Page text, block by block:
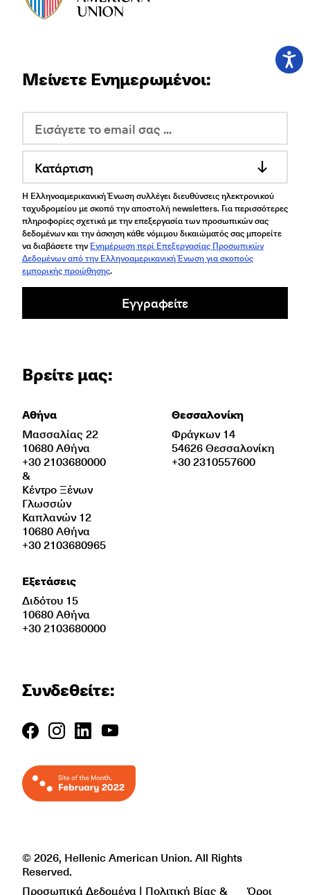
Μείνετε Ενημερωμένοι:
Κατάρτιση
Η Ελληνοαμερικανική Ένωση συλλέγει διευθύνσεις ηλεκτρονικού
ταχυδρομείου με σκοπό την αποστολή newsletters. Για περισσότερες
πληροφορίες σχετικά με την επεξεργασία των προσωπικών σας
δεδομένων και την άσκηση κάθε νόμιμου δικαιώματός σας μπορείτε
να διαβάσετε την Ενημέρωση περί Επεξεργασίας Προσωπικών
Δεδομένων από την Ελληνοαμερικανική Ένωση για σκοπούς
εμπορικής προώθησης.
Εγγραφείτε
Βρείτε μας:
Αθήνα
Μασσαλίας 22
10680 Αθήνα
+30 2103680000
&
Κέντρο Ξένων
Γλωσσών
Καπλανών 12
10680 Αθήνα
+30 2103680965
Εξετάσεις
Διδότου 15
10680 Αθήνα
+30 2103680000
Θεσσαλονίκη
Φράγκων 14
54626 Θεσσαλονίκη
+30 2310557600
Συνδεθείτε:
© 2026, Hellenic American Union. All Rights
Reserved.
Προσωπικά Δεδομένα | Πολιτική Βίας &
Όροι